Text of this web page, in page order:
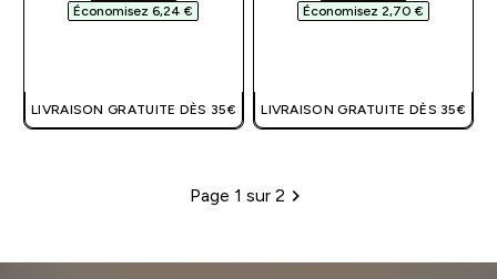
Économisez 6,24 €‎
LIVRAISON GRATUITE DÈS 35€
Économisez 2,70 €‎
LIVRAISON GRATUITE DÈS 35€
Pagination
Page 1 sur 2